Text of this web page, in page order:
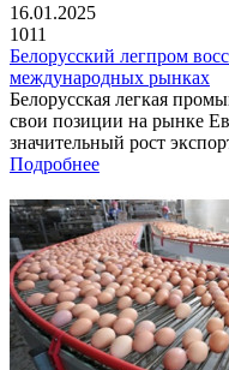
16.01.2025
1011
Белорусский легпром
международных рынках
Белорусская легкая
свои позиции на рынке
значительный рост
Подробнее